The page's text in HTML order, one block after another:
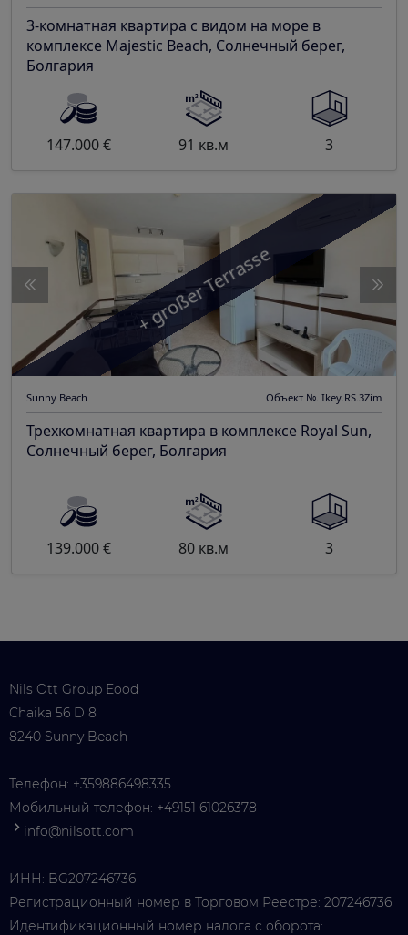
3-комнатная квартира с видом на море в
комплексе Majestic Beach, Солнечный берег,
Болгария
147.000 € 91 кв.м 3
+ großer Terrasse
Sunny Beach Объект №. Ikey.RS.3Zim
Трехкомнатная квартира в комплексе Royal Sun,
Солнечный берег, Болгария
139.000 € 80 кв.м 3
Nils Ott Group Eood
Chaika 56 D 8
8240 Sunny Beach
Телефон: +359886498335
Мобильный телефон: +49151 61026378
info@nilsott.com
ИНН: BG207246736
Регистрационный номер в Торговом Реестре: 207246736
Идентификационный номер налога с оборота: